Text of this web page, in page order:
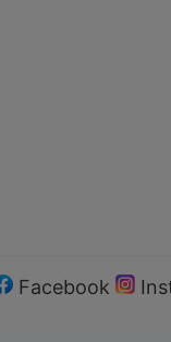
Facebook